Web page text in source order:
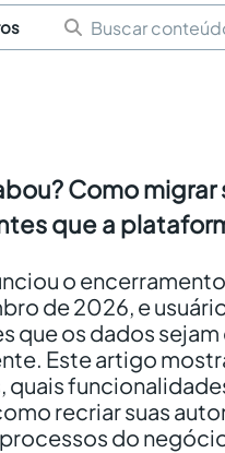
Como migrar
que a
o
de 2026, e
que os dados
Este artigo
quais
recriar suas
do